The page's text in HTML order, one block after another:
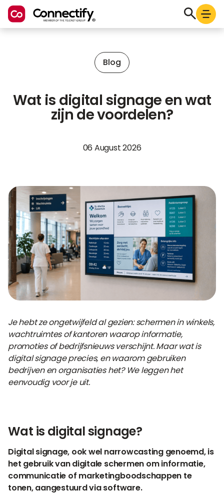
Blog
Wat is digital signage en wat
zijn de voordelen?
06 August 2026
Je hebt ze ongetwijfeld al gezien: schermen in winkels,
wachtruimtes of kantoren waarop informatie,
promoties of bedrijfsnieuws verschijnt. Maar wat is
digital signage precies, en waarom gebruiken
bedrijven en organisaties het? We leggen het
eenvoudig voor je uit.
Wat is digital signage?
Digital signage, ook wel narrowcasting genoemd, is
het gebruik van digitale schermen om informatie,
communicatie of marketingboodschappen te
tonen, aangestuurd via software.